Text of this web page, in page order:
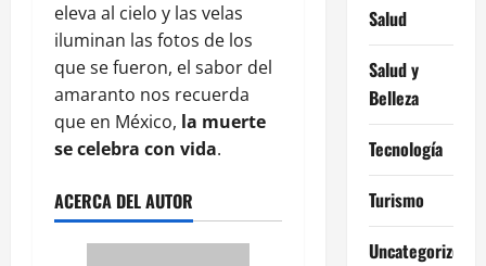
eleva al cielo y las velas
iluminan las fotos de los
que se fueron, el sabor del
amaranto nos recuerda
que en México, la muerte
se celebra con vida.
ACERCA DEL AUTOR
Salud
Salud y
Belleza
Tecnología
Turismo
Uncategorized